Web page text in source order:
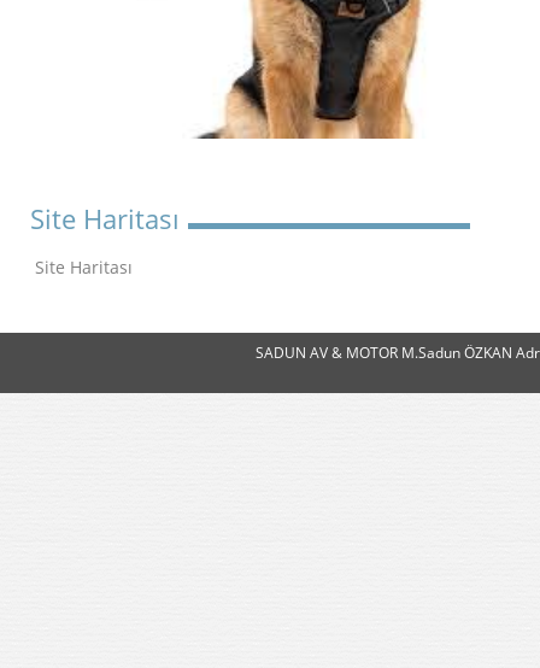
Site Haritası
Site Haritası
SADUN AV & MOTOR M.Sadun ÖZKAN